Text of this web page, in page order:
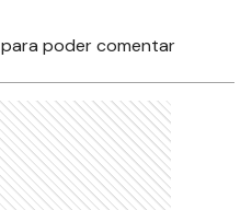
para poder comentar